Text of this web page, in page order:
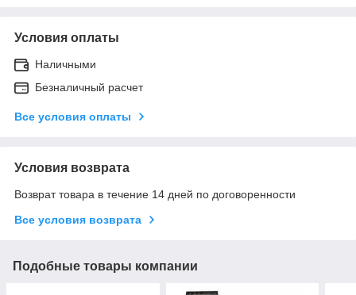
Условия оплаты
Наличными
Безналичный расчет
Все условия оплаты
Условия возврата
Возврат товара в течение 14 дней по договоренности
Все условия возврата
Подобные товары компании